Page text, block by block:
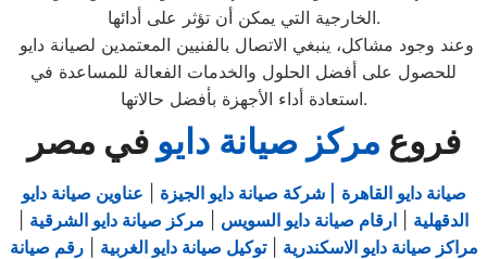
الخارجية التي يمكن أن تؤثر على أدائها.
للحصول على أفضل الحلول والخدمات الفعالة للمساعدة في
استعادة أداء الأجهزة بأفضل حالاتها.
فروع مركز صيانة دايو في مصر
صيانة دايو القاهرة | شركة صيانة دايو الجيزة
عناوين صيانة دايو
الدقهلية
ارقام صيانة دايو السويس مركز صيانة دايو الشرقية
مراكز صيانة دايو الاسكندرية |توكيل صيانة دايو الغربية |رقم صيانة